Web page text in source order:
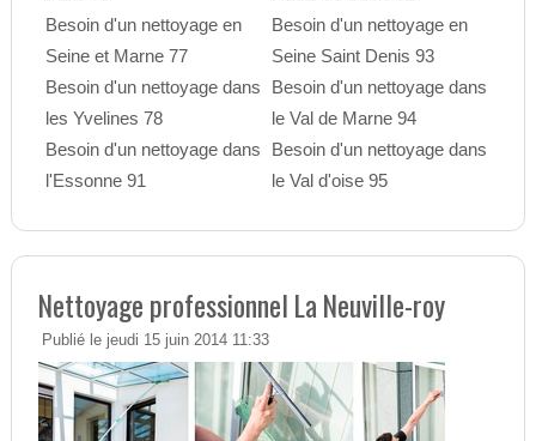
Besoin d'un nettoyage en
Seine et Marne 77
Besoin d'un nettoyage dans
les Yvelines 78
Besoin d'un nettoyage dans
l'Essonne 91
Besoin d'un nettoyage en
Seine Saint Denis 93
Besoin d'un nettoyage dans
le Val de Marne 94
Besoin d'un nettoyage dans
le Val d'oise 95
Nettoyage professionnel La Neuville-roy
Publié le jeudi 15 juin 2014 11:33